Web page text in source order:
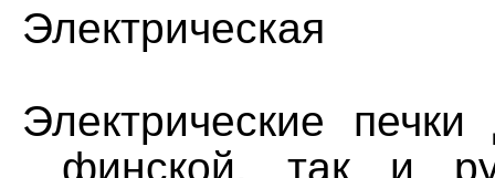
Электрическая
Электрические
финской, так и